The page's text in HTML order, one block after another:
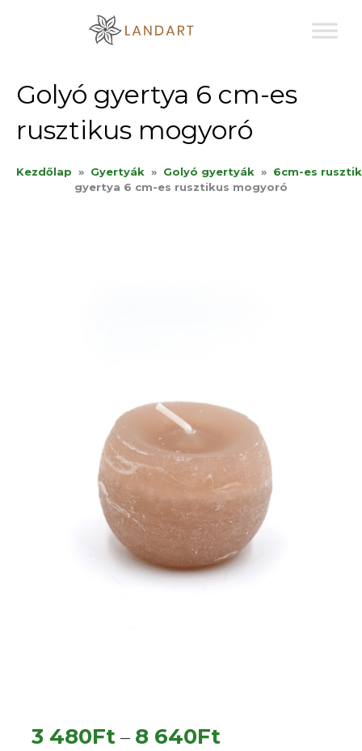
Golyó gyertya 6 cm-es
rusztikus mogyoró
Kezdőlap » Gyertyák » Golyó gyertyák » 6cm-es
gyertya 6 cm-es rusztikus mogyoró
3 480Ft – 8 640Ft